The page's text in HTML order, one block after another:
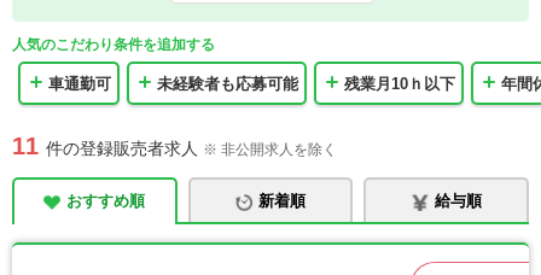
人気のこだわり条件を追加する
車通勤可 未経験者も応募可能 残業月10ｈ以下 年間
11 件の登録販売者求人 ※ 非公開求人を除く
おすすめ順 新着順 給与順